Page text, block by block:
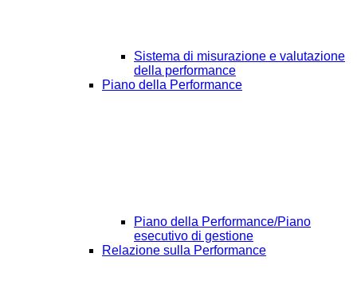
Sistema di misurazione e valutazione
della performance
Piano della Performance
Piano della Performance/Piano
esecutivo di gestione
Relazione sulla Performance